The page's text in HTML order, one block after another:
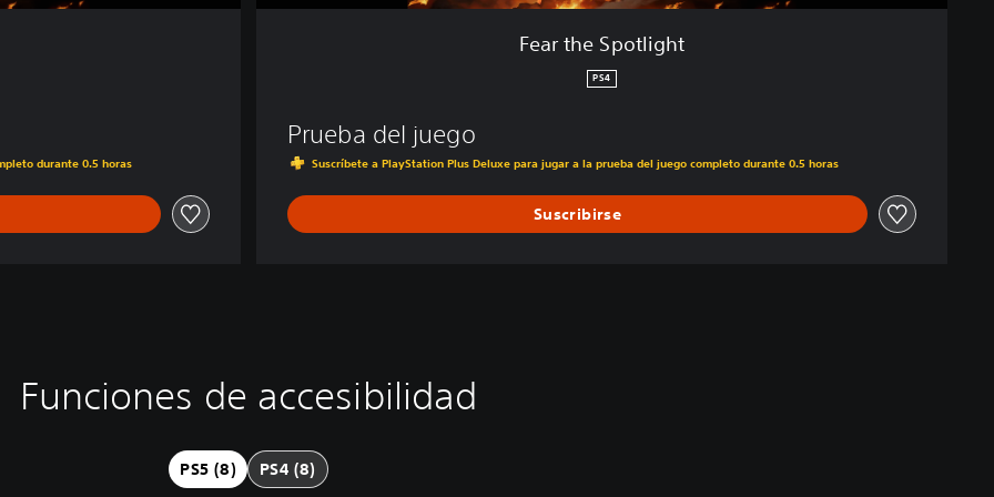
durante 0.5 horas
Fear the Spotlight
PS4
Prueba del juego
Suscríbete a PlayStation Plus Deluxe para jugar a la prueba del juego completo durante 0.5 horas
Suscribirse
Funciones de accesibilidad
PS5 (8) PS4 (8)